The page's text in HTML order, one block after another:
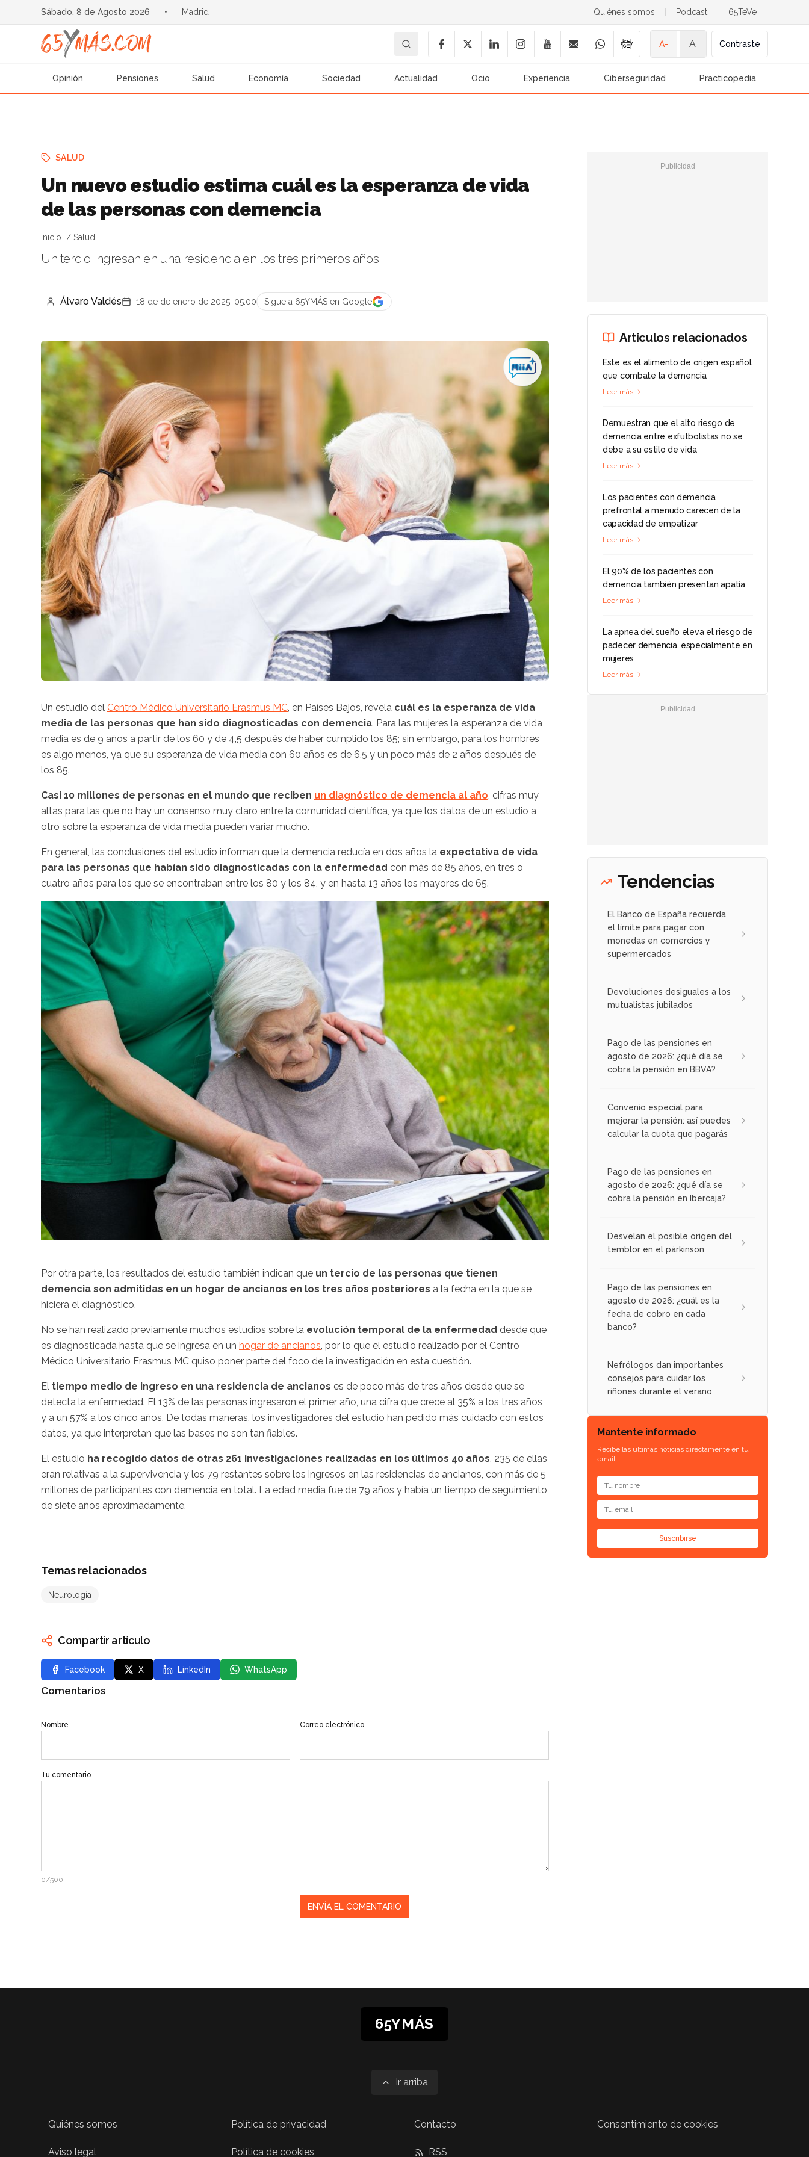
Sábado, 8 de Agosto 2026 • Madrid Quiénes somos Podcast 65TeVe
A- A Contraste
Opinión Pensiones Salud Economía Sociedad Actualidad Ocio Experiencia Ciberseguridad Practicopedia
SALUD
Un nuevo estudio estima cuál es la esperanza de vida
de las personas con demencia
Inicio Salud
Un tercio ingresan en una residencia en los tres primeros años
Álvaro Valdés 18 de de enero de 2025, 05:00 Sigue a 65YMÁS en Google
Un estudio del Centro Médico Universitario Erasmus MC , en Países Bajos, revela cuál es la esperanza de vida
media de las personas que han sido diagnosticadas con demencia. Para las mujeres la esperanza de vida
media es de 9 años a partir de los 60 y de 4,5 después de haber cumplido los 85; sin embargo, para los hombres
es algo menos, ya que su esperanza de vida media con 60 años es de 6,5 y un poco más de 2 años después de
los 85.
Casi 10 millones de personas en el mundo que reciben un diagnóstico de demencia al año , cifras muy
altas para las que no hay un consenso muy claro entre la comunidad científica, ya que los datos de un estudio a
otro sobre la esperanza de vida media pueden variar mucho.
En general, las conclusiones del estudio informan que la demencia reducía en dos años la expectativa de vida
para las personas que habían sido diagnosticadas con la enfermedad con más de 85 años, en tres o
cuatro años para los que se encontraban entre los 80 y los 84, y en hasta 13 años los mayores de 65.
Por otra parte, los resultados del estudio también indican que un tercio de las personas que tienen
demencia son admitidas en un hogar de ancianos en los tres años posteriores a la fecha en la que se
hiciera el diagnóstico.
No se han realizado previamente muchos estudios sobre la evolución temporal de la enfermedad desde que
es diagnosticada hasta que se ingresa en un hogar de ancianos, por lo que el estudio realizado por el Centro
Médico Universitario Erasmus MC quiso poner parte del foco de la investigación en esta cuestión.
El tiempo medio de ingreso en una residencia de ancianos es de poco más de tres años desde que se
detecta la enfermedad. El 13% de las personas ingresaron el primer año, una cifra que crece al 35% a los tres años
y a un 57% a los cinco años. De todas maneras, los investigadores del estudio han pedido más cuidado con estos
datos, ya que interpretan que las bases no son tan fiables.
El estudio ha recogido datos de otras 261 investigaciones realizadas en los últimos 40 años. 235 de ellas
eran relativas a la supervivencia y los 79 restantes sobre los ingresos en las residencias de ancianos, con más de 5
millones de participantes con demencia en total. La edad media fue de 79 años y había un tiempo de seguimiento
de siete años aproximadamente.
Temas relacionados
Neurología
Compartir artículo
Facebook X LinkedIn WhatsApp
Comentarios
Nombre Correo electrónico
Tu comentario
0/500
Artículos relacionados
Este es el alimento de origen español
que combate la demencia
Leer más
Demuestran que el alto riesgo de
demencia entre exfutbolistas no se
debe a su estilo de vida
Leer más
Los pacientes con demencia
prefrontal a menudo carecen de la
capacidad de empatizar
Leer más
El 90% de los pacientes con
demencia también presentan apatía
Leer más
La apnea del sueño eleva el riesgo de
padecer demencia, especialmente en
mujeres
Leer más
Tendencias
El Banco de España recuerda
el límite para pagar con
monedas en comercios y
supermercados
Devoluciones desiguales a los
mutualistas jubilados
Pago de las pensiones en
agosto de 2026: ¿qué día se
cobra la pensión en BBVA?
Convenio especial para
mejorar la pensión: así puedes
calcular la cuota que pagarás
Pago de las pensiones en
agosto de 2026: ¿qué día se
cobra la pensión en Ibercaja?
Desvelan el posible origen del
temblor en el párkinson
Pago de las pensiones en
agosto de 2026: ¿cuál es la
fecha de cobro en cada
banco?
Nefrólogos dan importantes
consejos para cuidar los
riñones durante el verano
Mantente informado
Recibe las últimas noticias directamente en tu
email.
Suscribirse
65YMÁS
Ir arriba
Quiénes somos
Aviso legal
Política de privacidad
Política de cookies
Contacto
RSS
Consentimiento de cookies